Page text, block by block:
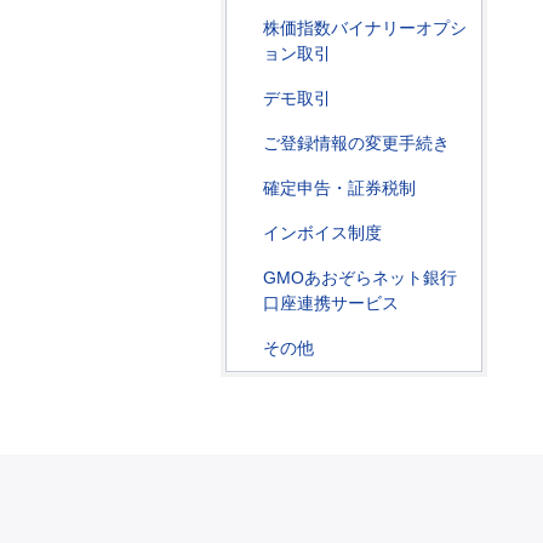
株価指数バイナリーオプシ
ョン取引
デモ取引
ご登録情報の変更手続き
確定申告・証券税制
インボイス制度
GMOあおぞらネット銀行
口座連携サービス
その他